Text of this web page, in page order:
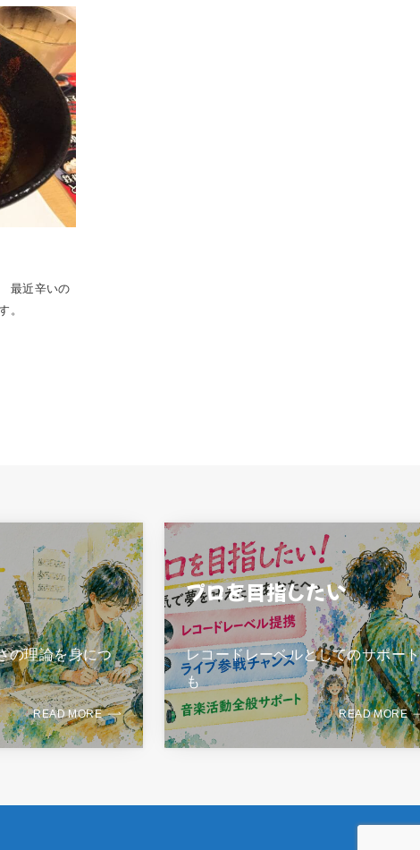
最近辛いの
。
の理論を身につ
READ MORE
プロを目指したい
レコードレーベルとしてのサポート
も
READ MORE